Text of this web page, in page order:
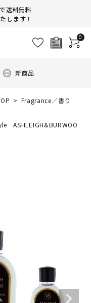
送料無料
します！
0
新商品
Fragrance／香り
ASHLEIGH&BURWOO